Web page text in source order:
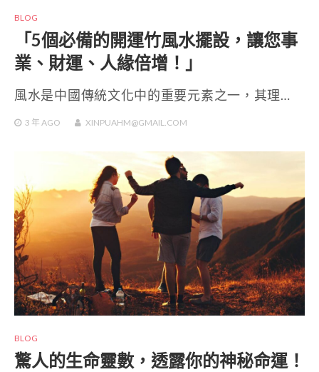
BLOG
「5個必備的開運竹風水擺設，讓您事
業、財運、人緣倍增！」
風水是中國傳統文化中的重要元素之一，其理…
3 年AGO XINPUAHM@GMAIL.COM
BLOG
驚人的生命靈數，透露你的神秘命運！